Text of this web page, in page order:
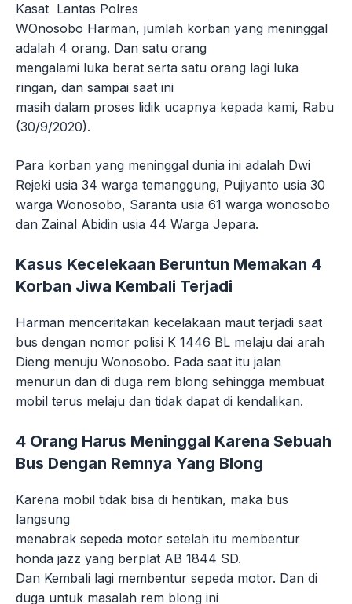
Kasat Lantas Polres
WOnosobo Harman, jumlah korban yang meninggal
adalah 4 orang. Dan satu orang
mengalami luka berat serta satu orang lagi luka
ringan, dan sampai saat ini
masih dalam proses lidik ucapnya kepada kami, Rabu
(30/9/2020).
Para korban yang meninggal dunia ini adalah Dwi
Rejeki usia 34 warga temanggung, Pujiyanto usia 30
warga Wonosobo, Saranta usia 61 warga wonosobo
dan Zainal Abidin usia 44 Warga Jepara.
Kasus Kecelekaan Beruntun Memakan 4
Korban Jiwa Kembali Terjadi
Harman menceritakan kecelakaan maut terjadi saat
bus dengan nomor polisi K 1446 BL melaju dai arah
Dieng menuju Wonosobo. Pada saat itu jalan
menurun dan di duga rem blong sehingga membuat
mobil terus melaju dan tidak dapat di kendalikan.
4 Orang Harus Meninggal Karena Sebuah
Bus Dengan Remnya Yang Blong
Karena mobil tidak bisa di hentikan, maka bus
langsung
menabrak sepeda motor setelah itu membentur
honda jazz yang berplat AB 1844 SD.
Dan Kembali lagi membentur sepeda motor. Dan di
duga untuk masalah rem blong ini